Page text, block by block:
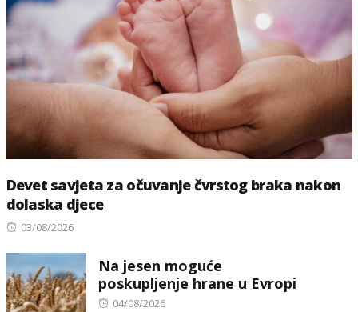
Devet savjeta za očuvanje čvrstog braka nakon
dolaska djece
Posted
03/08/2026
Na jesen moguće
poskupljenje hrane u Evropi
Posted
04/08/2026